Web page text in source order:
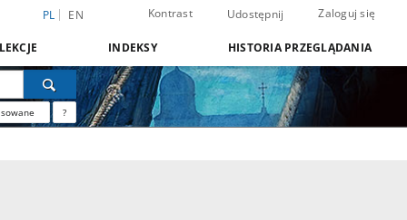
PL EN Kontrast Udostępnij Zaloguj się
INDEKSY HISTORIA PRZEGLĄDANIA
?